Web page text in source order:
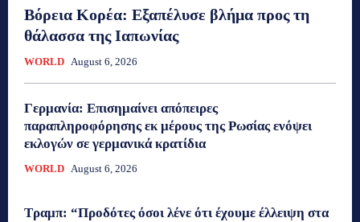
Βόρεια Κορέα: Eξαπέλυσε βλήμα προς τη
θάλασσα της Ιαπωνίας
WORLD August 6, 2026
Γερμανία: Eπισημαίνει απόπειρες
παραπληροφόρησης εκ μέρους της Ρωσίας ενόψει
εκλογών σε γερμανικά κρατίδια
WORLD August 6, 2026
Τραμπ: “Προδότες όσοι λένε ότι έχουμε έλλειψη στα